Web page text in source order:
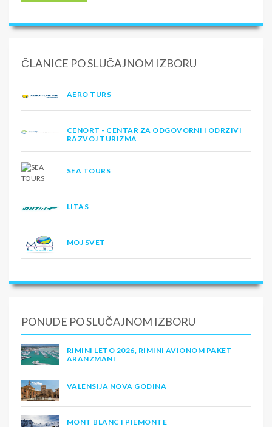
ČLANICE PO SLUČAJNOM IZBORU
AERO TURS
CENORT - CENTAR ZA ODGOVORNI I ODRZIVI
RAZVOJ TURIZMA
SEA TOURS
LITAS
MOJ SVET
PONUDE PO SLUČAJNOM IZBORU
RIMINI LETO 2026, RIMINI AVIONOM PAKET
ARANZMANI
VALENSIJA NOVA GODINA
MONT BLANC I PIEMONTE